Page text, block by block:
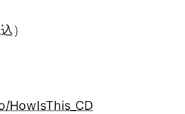
）
HowIsThis_CD